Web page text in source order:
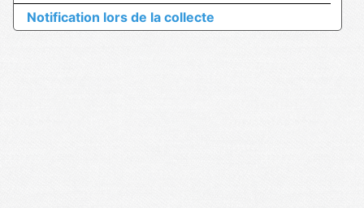
Notification lors de la collecte